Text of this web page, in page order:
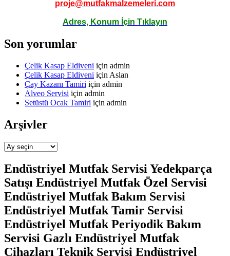
proje@mutfakmalzemeleri.com
Adres, Konum İçin Tıklayın
Son yorumlar
Çelik Kasap Eldiveni için admin
Çelik Kasap Eldiveni için Aslan
Çay Kazanı Tamiri için admin
Alveo Servisi için admin
Setüstü Ocak Tamiri için admin
Arşivler
Arşivler
Endüstriyel Mutfak Servisi Yedekparça
Satışı Endüstriyel Mutfak Özel Servisi
Endüstriyel Mutfak Bakım Servisi
Endüstriyel Mutfak Tamir Servisi
Endüstriyel Mutfak Periyodik Bakım
Servisi Gazlı Endüstriyel Mutfak
Cihazları Teknik Servisi Endüstriyel